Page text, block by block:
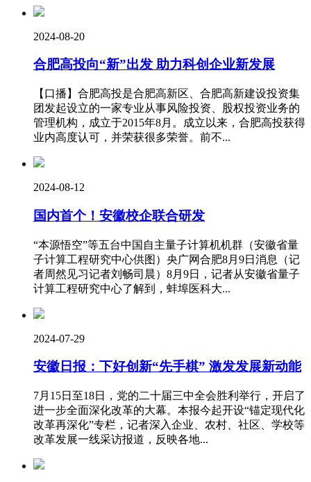
2024-08-20
合肥高投向“新”出发 助力科创企业新发展
【口播】合肥高投是合肥高新区、合肥高新建设投资集
团发起设立的一家专业从事风险投资、股权投资业务的
管理机构，成立于2015年8月。成立以来，合肥高投获得
业内高度认可，并荣获很多荣誉。前不...
2024-08-12
国内首个！安徽校企联合研发
“本源悟空”等五台中国自主量子计算机机群（安徽省量
子计算工程研究中心供图）央广网合肥8月9日消息（记
者周然见习记者刘畅司晨）8月9日，记者从安徽省量子
计算工程研究中心了解到，蚌埠医科大...
2024-07-29
安徽日报：下好创新“先手棋” 激发发展新动能
7月15日至18日，党的二十届三中全会胜利举行，开启了
进一步全面深化改革的大幕。本报今起开设“锚定现代化
改革再深化”专栏，记者深入企业、农村、社区、学校等
改革发展一线采访报道，反映各地...